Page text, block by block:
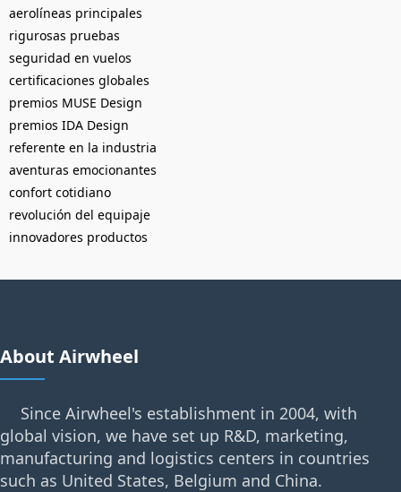
aerolíneas principales
rigurosas pruebas
seguridad en vuelos
certificaciones globales
premios MUSE Design
premios IDA Design
referente en la industria
aventuras emocionantes
confort cotidiano
revolución del equipaje
innovadores productos
About Airwheel
Since Airwheel's establishment in 2004, with
global vision, we have set up R&D, marketing,
manufacturing and logistics centers in countries
such as United States, Belgium and China.